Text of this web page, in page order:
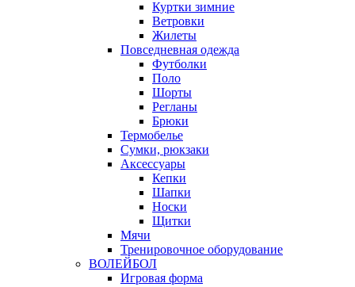
Куртки зимние
Ветровки
Жилеты
Повседневная одежда
Футболки
Поло
Шорты
Регланы
Брюки
Термобелье
Сумки, рюкзаки
Аксессуары
Кепки
Шапки
Носки
Щитки
Мячи
Тренировочное оборудование
ВОЛЕЙБОЛ
Игровая форма